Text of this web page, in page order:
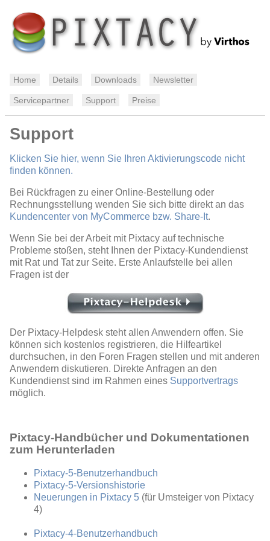
Home Details Downloads Newsletter
Servicepartner Support Preise
Support
Klicken Sie hier, wenn Sie Ihren Aktivierungscode nicht
finden können.
Bei Rückfragen zu einer Online-Bestellung oder
Rechnungsstellung wenden Sie sich bitte direkt an das
Kundencenter von MyCommerce bzw. Share-It.
Wenn Sie bei der Arbeit mit Pixtacy auf technische
Probleme stoßen, steht Ihnen der Pixtacy-Kundendienst
mit Rat und Tat zur Seite. Erste Anlaufstelle bei allen
Fragen ist der
Der Pixtacy-Helpdesk steht allen Anwendern offen. Sie
können sich kostenlos registrieren, die Hilfeartikel
durchsuchen, in den Foren Fragen stellen und mit anderen
Anwendern diskutieren. Direkte Anfragen an den
Kundendienst sind im Rahmen eines Supportvertrags
möglich.
Pixtacy-Handbücher und Dokumentationen
zum Herunterladen
Pixtacy-5-Benutzerhandbuch
Pixtacy-5-Versionshistorie
Neuerungen in Pixtacy 5 (für Umsteiger von Pixtacy
4)
Pixtacy-4-Benutzerhandbuch